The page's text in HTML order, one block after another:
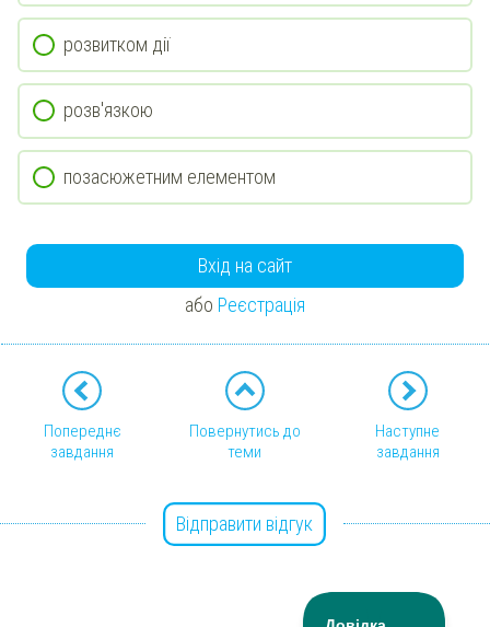
розвитком дії
розв'язкою
позасюжетним елементом
Вхід на сайт
або Реєстрація
Попереднє
завдання
Повернутись до
теми
Наступне
завдання
Відправити відгук